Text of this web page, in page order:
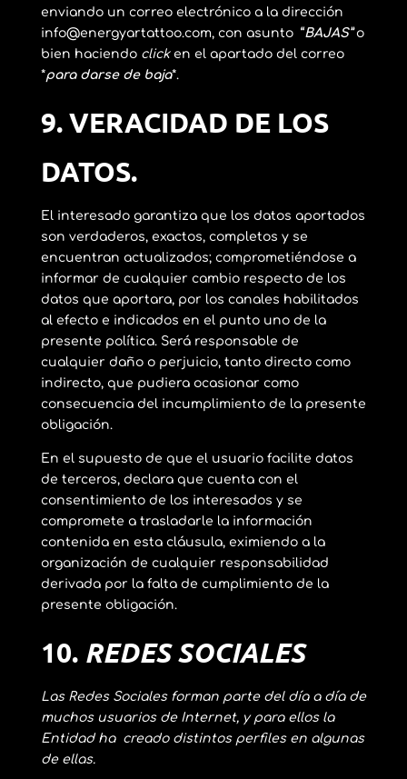
enviando un correo electrónico a la dirección
info@energyartattoo.com, con asunto “BAJAS”o
bien haciendo clicken el apartado del correo
*para darse de baja*.
9.VERACIDAD DE LOS
DATOS.
El interesado garantiza que los datos aportados
son verdaderos, exactos, completos y se
encuentran actualizados; comprometiéndose a
informar de cualquier cambio respecto de los
datos que aportara, por los canales habilitados
al efecto e indicados en el punto uno de la
presente política. Será responsable de
cualquier daño o perjuicio, tanto directo como
indirecto, que pudiera ocasionar como
consecuencia del incumplimiento de la presente
obligación.
En el supuesto de que el usuario facilite datos
de terceros, declara que cuenta con el
consentimiento de los interesados y se
compromete a trasladarle la información
contenida en esta cláusula, eximiendo a la
organización de cualquier responsabilidad
derivada por la falta de cumplimiento de la
presente obligación.
10. REDES SOCIALES
Las Redes Sociales forman parte del día a día de
muchos usuarios de Internet, y para ellos la
Entidad ha creado distintos perfiles en algunas
de ellas.